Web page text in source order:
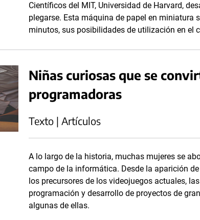
Científicos del MIT, Universidad de Harvard,
plegarse. Esta máquina de papel en miniatura
minutos, sus posibilidades de utilización en el
Niñas curiosas que se
programadoras
Texto | Artículos
A lo largo de la historia, muchas mujeres se
campo de la informática. Desde la aparición
los precursores de los videojuegos actuales,
programación y desarrollo de proyectos de
algunas de ellas.